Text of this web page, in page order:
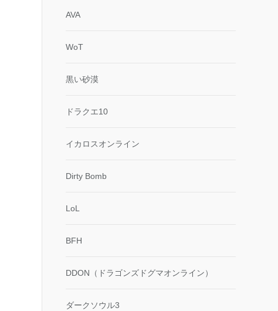
AVA
WoT
黒い砂漠
ドラクエ10
イカロスオンライン
Dirty Bomb
LoL
BFH
DDON（ドラゴンズドグマオンライン）
ダークソウル3